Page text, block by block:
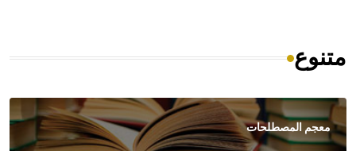
متنوع
معجم المصطلحات